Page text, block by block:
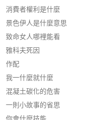
消費者權利是什麼
景色伊人是什麼意思
致命女人哪裡能看
雅科夫死因
作配
我一什麼就什麼
混凝土碳化的危害
一則小故事的省思